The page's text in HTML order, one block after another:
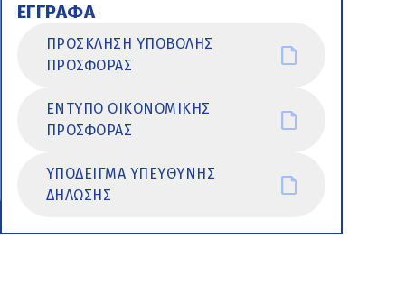
ΕΓΓΡΑΦΑ
ΠΡΟΣΚΛΗΣΗ ΥΠΟΒΟΛΗΣ
ΠΡΟΣΦΟΡΑΣ
ΕΝΤΥΠΟ ΟΙΚΟΝΟΜΙΚΗΣ
ΠΡΟΣΦΟΡΑΣ
ΥΠΟΔΕΙΓΜΑ ΥΠΕΥΘΥΝΗΣ
ΔΗΛΩΣΗΣ